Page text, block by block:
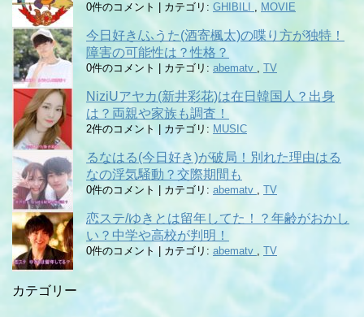
0件のコメント カテゴリ: GHIBILI , MOVIE
今日好き/ふうた(酒寄楓太)の喋り方が独特！
障害の可能性は？性格？
0件のコメント カテゴリ: abematv , TV
NiziUアヤカ(新井彩花)は在日韓国人？出身
は？両親や家族も調査！
2件のコメント カテゴリ: MUSIC
るなはる(今日好き)が破局！別れた理由はる
なの浮気騒動？交際期間も
0件のコメント カテゴリ: abematv , TV
恋ステ/ゆきとは留年してた！？年齢がおかし
い？中学や高校が判明！
0件のコメント カテゴリ: abematv , TV
カテゴリー